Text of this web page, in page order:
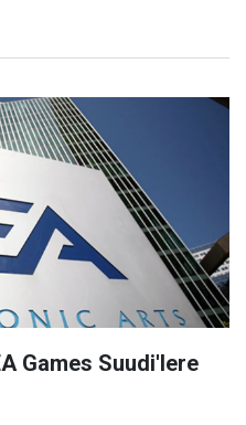
Games Suudi'lere